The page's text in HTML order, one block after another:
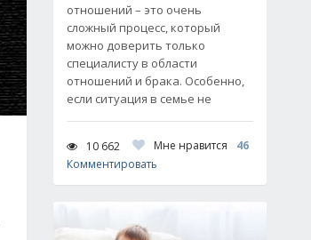
отношений – это очень
сложный процесс, который
можно доверить только
специалисту в области
отношений и брака. Особенно,
если ситуация в семье не
10 662 Мне нравится
46
Комментировать